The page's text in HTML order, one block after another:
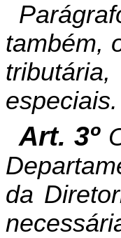
também,
especiais.
Art. 3º
da